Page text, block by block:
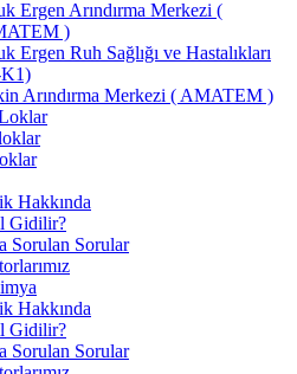
Ergen Arındırma Merkezi (
)
Ergen Ruh Sağlığı ve Hastalıkları
Arındırma Merkezi ( AMATEM )
Hakkında
Gidilir?
Sorulan Sorular
Hakkında
Gidilir?
Sorulan Sorular